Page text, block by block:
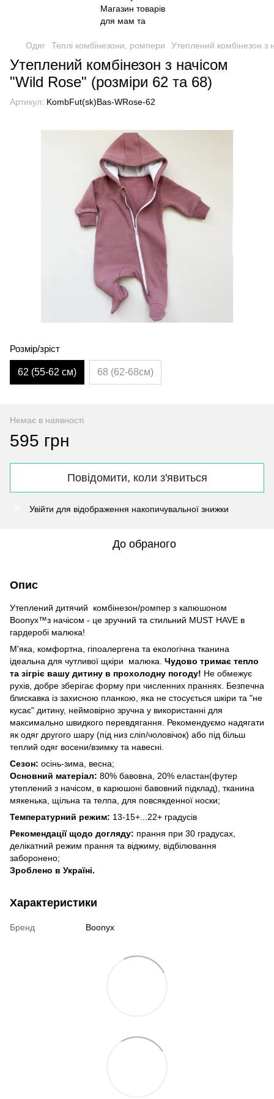
Одяг Теплі комбінезони, ромпери Утеплений комбінезон з
Утеплений комбінезон з начісом
"Wild Rose" (розміри 62 та 68)
Артикул: KombFut(sk)Bas-WRose-62
Розмір/зріст
62 (55-62 см) 68 (62-68см)
Немає в наявності
595 грн
Повідомити, коли з'явиться
Увійти для відображення накопичувальної знижки
До обраного
Опис
Утеплений дитячий комбінезон/ромпер з капюшоном
Boonyx™з начісом - це зручний та стильний MUST HAVE в
гардеробі малюка!
М'яка, комфортна, гіпоалергена та екологічна тканина
ідеальна для чутливої щкіри малюка. Чудово тримає тепло
та зігріє вашу дитину в прохолодну погоду! Не обмежує
рухів, добре зберігає форму при численних праннях. Безпечна
блискавка із захисною планкою, яка не стосується шкіри та "не
кусає" дитину, неймовірно зручна у використанні для
максимально швидкого перевдягання.
Рекомендуємо надягати
як одяг другого шару (під низ сліп/чоловічок) або під більш
теплий одяг восени/взимку та навесні
Сезон: осінь-зима, весна;
Основний матеріал: 80% бавовна, 20% еластан(футер
утеплений з начісом, в карюшоні бавовний підклад), тканина
мякенька, щільна та телпа, для повсякденної носки;
Температурний режим: 13-15+...22+ градусів
Рекомендації щодо догляду: прання при 30 градусах,
делікатний режим прання та віджиму, відбілювання
заборонено;
Зроблено в Україні.
Характеристики
Бренд Boonyx